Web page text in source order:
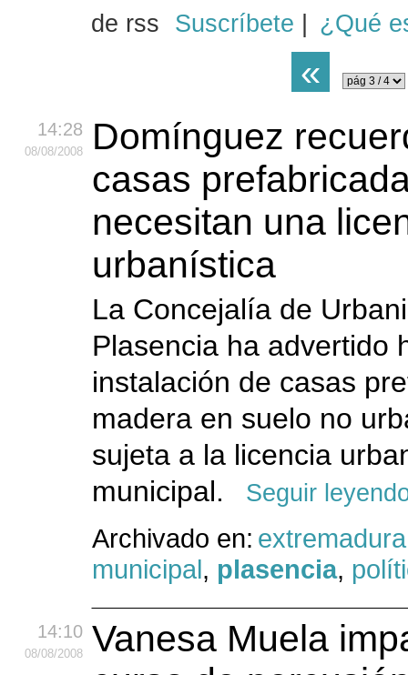
Suscríbete ¿Qué
«
14:28
08/08/2008
Domínguez
casas
necesitan una
urbanística
La Concejalía de
Plasencia ha advertido
instalación de casas
madera en suelo no
sujeta a la licencia
municipal.
Seguir
Archivado en: extremadura
municipal, plasencia,
14:10
08/08/2008
Vanesa Muela